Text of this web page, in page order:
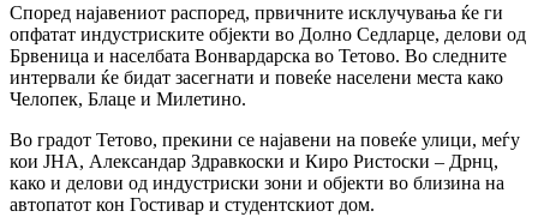
Според најавениот распоред, првичните исклучувања ќе ги
опфатат индустриските објекти во Долно Седларце, делови од
Брвеница и населбата Вонвардарска во Тетово. Во следните
интервали ќе бидат засегнати и повеќе населени места како
Челопек, Блаце и Милетино.
Во градот Тетово, прекини се најавени на повеќе улици, меѓу
кои ЈНА, Александар Здравкоски и Киро Ристоски – Дрнц,
како и делови од индустриски зони и објекти во близина на
автопатот кон Гостивар и студентскиот дом.